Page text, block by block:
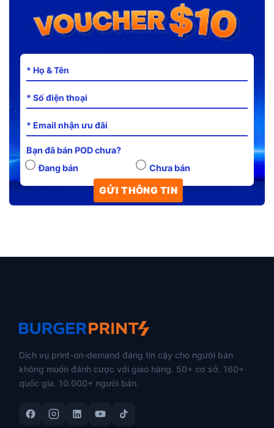
Bạn đã bán POD chưa?
Đang bán
Chưa bán
Dịch vụ print-on-demand đáng tin cậy cho người bán
không muốn đánh cược với giao hàng. 50+ cơ sở. 160+
quốc gia. 10.000+ người bán.